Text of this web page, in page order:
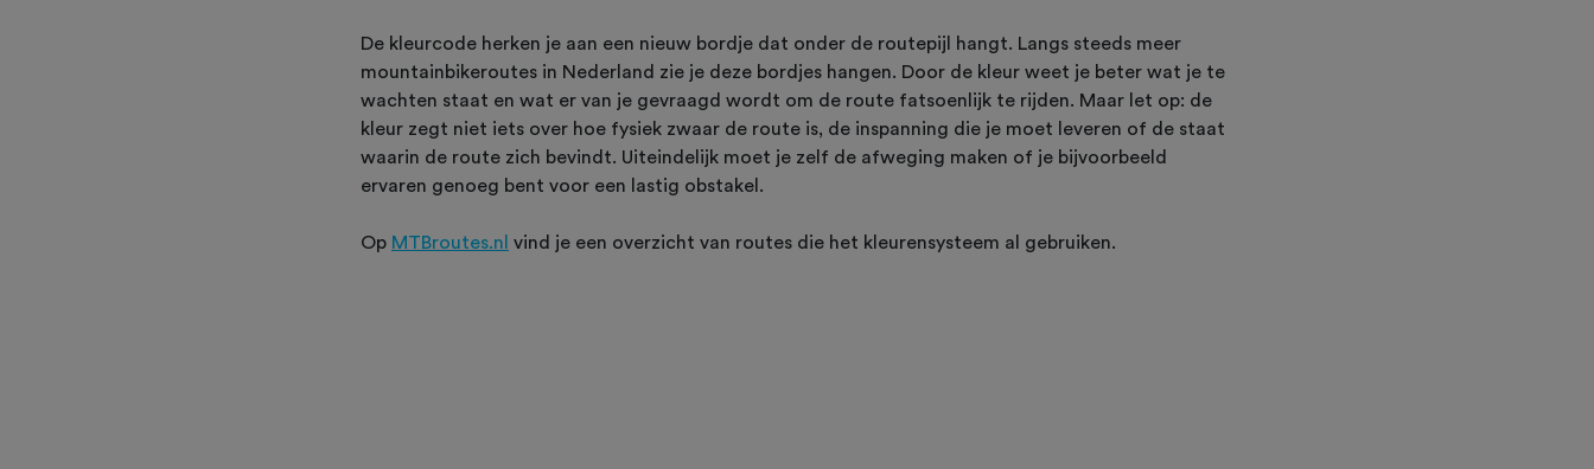
De kleurcode herken je aan een nieuw bordje dat onder de routepijl hangt. Langs steeds meer
mountainbikeroutes in Nederland zie je deze bordjes hangen. Door de kleur weet je beter wat je te
wachten staat en wat er van je gevraagd wordt om de route fatsoenlijk te rijden. Maar let op: de
kleur zegt niet iets over hoe fysiek zwaar de route is, de inspanning die je moet leveren of de staat
waarin de route zich bevindt. Uiteindelijk moet je zelf de afweging maken of je bijvoorbeeld
ervaren genoeg bent voor een lastig obstakel.
Op MTBroutes.nl vind je een overzicht van routes die het kleurensysteem al gebruiken.